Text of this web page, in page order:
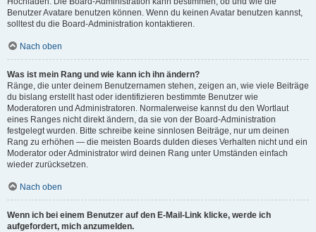
Benutzer Avatare benutzen können. Wenn du keinen Avatar benutzen kannst,
solltest du die Board-Administration kontaktieren.
Nach oben
Was ist mein Rang und wie kann ich ihn ändern?
Ränge, die unter deinem Benutzernamen stehen, zeigen an, wie viele Beiträge
du bislang erstellt hast oder identifizieren bestimmte Benutzer wie
Moderatoren und Administratoren. Normalerweise kannst du den Wortlaut
eines Ranges nicht direkt ändern, da sie von der Board-Administration
festgelegt wurden. Bitte schreibe keine sinnlosen Beiträge, nur um deinen
Rang zu erhöhen — die meisten Boards dulden dieses Verhalten nicht und ein
Moderator oder Administrator wird deinen Rang unter Umständen einfach
wieder zurücksetzen.
Nach oben
Wenn ich bei einem Benutzer auf den E-Mail-Link klicke, werde ich
aufgefordert, mich anzumelden.